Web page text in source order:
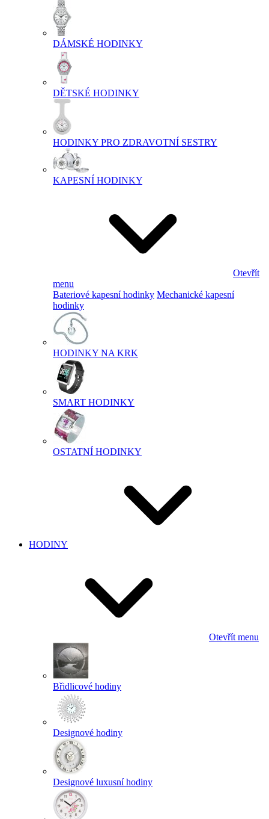
DÁMSKÉ HODINKY
DĚTSKÉ HODINKY
HODINKY PRO ZDRAVOTNÍ SESTRY
KAPESNÍ HODINKY
Otevřít
menu
Bateriové kapesní hodinky Mechanické kapesní
hodinky
HODINKY NA KRK
SMART HODINKY
OSTATNÍ HODINKY
HODINY
Otevřít menu
Břidlicové hodiny
Designové hodiny
Designové luxusní hodiny